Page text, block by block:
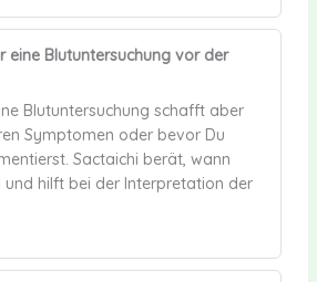
eine Blutuntersuchung vor der
Blutuntersuchung schafft aber
Symptomen oder bevor Du
Sactaichi berät, wann
und hilft bei der Interpretation der